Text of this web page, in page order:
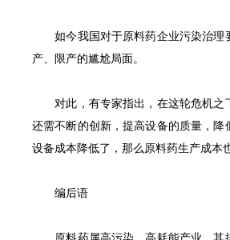
如今我国对于原料药企业污染治理要
产、限产的尴尬局面。
对此，有专家指出，在这轮危机之下
还需不断的创新，提高设备的质量，
设备成本降低了，那么原料药生产成本
编后语